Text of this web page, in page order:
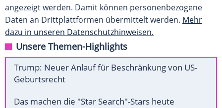
angezeigt werden. Damit können personenbezogene
Daten an Drittplattformen übermittelt werden. Mehr
dazu in unseren Datenschutzhinweisen.
Unsere Themen-Highlights
Trump: Neuer Anlauf für Beschränkung von US-
Geburtsrecht
Das machen die "Star Search"-Stars heute